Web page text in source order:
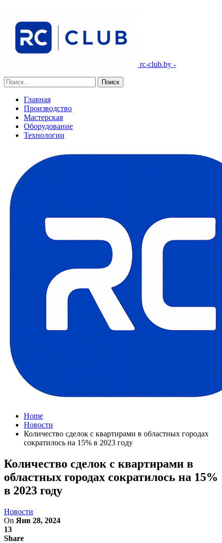
rc-club.by -
Главная
Производство
Мастерская
Оборудование
Технологии
Home
Новости
Количество сделок с квартирами в областных городах
сократилось на 15% в 2023 году
Количество сделок с квартирами в
областных городах сократилось на 15%
в 2023 году
Новости
On Янв 28, 2024
13
Share